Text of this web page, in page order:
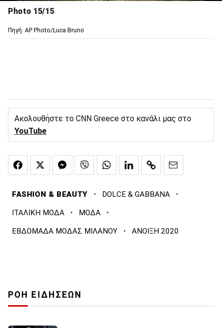
Photo 15/15
Πηγή: AP Photo/Luca Bruno
Ακολουθήστε το CNN Greece στο κανάλι μας στο
YouTube
FASHION & BEAUTY · DOLCE & GABBANA ·
ΙΤΑΛΙΚΗ ΜΟΔΑ · ΜΟΔΑ ·
ΕΒΔΟΜΑΔΑ ΜΟΔΑΣ ΜΙΛΑΝΟΥ · ΑΝΟΙΞΗ 2020
ΡΟΗ ΕΙΔΗΣΕΩΝ